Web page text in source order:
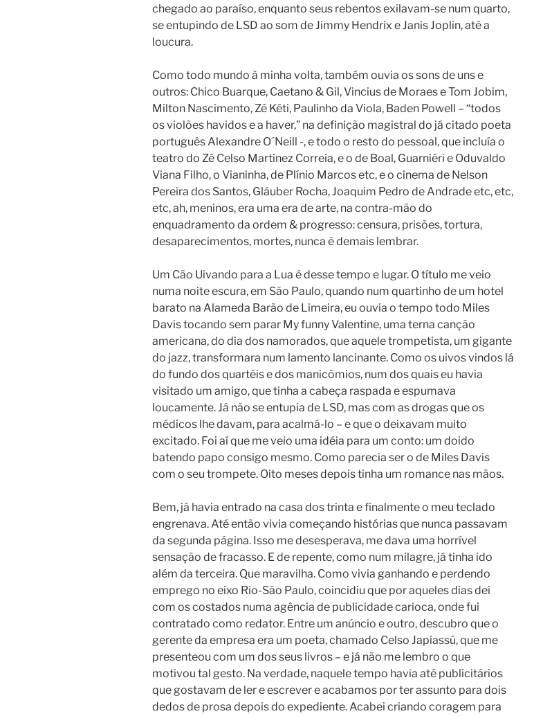
chegado ao paraíso, enquanto seus rebentos exilavam-se num quarto,
se entupindo de LSD ao som de Jimmy Hendrix e Janis Joplin, até a
loucura.
Como todo mundo à minha volta, também ouvia os sons de uns e
outros: Chico Buarque, Caetano & Gil, Vincius de Moraes e Tom Jobim,
Milton Nascimento, Zé Kéti, Paulinho da Viola, Baden Powell – “todos
os violões havidos e a haver,” na definição magistral do já citado poeta
português Alexandre O´Neill -, e todo o resto do pessoal, que incluía o
teatro do Zé Celso Martinez Correia, e o de Boal, Guarniéri e Oduvaldo
Viana Filho, o Vianinha, de Plínio Marcos etc, e o cinema de Nelson
Pereira dos Santos, Gláuber Rocha, Joaquim Pedro de Andrade etc, etc,
etc, ah, meninos, era uma era de arte, na contra-mão do
enquadramento da ordem & progresso: censura, prisões, tortura,
desaparecimentos, mortes, nunca é demais lembrar.
Um Cão Uivando para a Lua é desse tempo e lugar. O título me veio
numa noite escura, em São Paulo, quando num quartinho de um hotel
barato na Alameda Barão de Limeira, eu ouvia o tempo todo Miles
Davis tocando sem parar My funny Valentine, uma terna canção
americana, do dia dos namorados, que aquele trompetista, um gigante
do jazz, transformara num lamento lancinante. Como os uivos vindos lá
do fundo dos quartéis e dos manicômios, num dos quais eu havia
visitado um amigo, que tinha a cabeça raspada e espumava
loucamente. Já não se entupia de LSD, mas com as drogas que os
médicos lhe davam, para acalmá-lo – e que o deixavam muito
excitado. Foi aí que me veio uma idéia para um conto: um doido
batendo papo consigo mesmo. Como parecia ser o de Miles Davis
com o seu trompete. Oito meses depois tinha um romance nas mãos.
Bem, já havia entrado na casa dos trinta e finalmente o meu teclado
engrenava. Até então vivia começando histórias que nunca passavam
da segunda página. Isso me desesperava, me dava uma horrível
sensação de fracasso. E de repente, como num milagre, já tinha ido
além da terceira. Que maravilha. Como vivia ganhando e perdendo
emprego no eixo Rio-São Paulo, coincidiu que por aqueles dias dei
com os costados numa agência de publicidade carioca, onde fui
contratado como redator. Entre um anúncio e outro, descubro que o
gerente da empresa era um poeta, chamado Celso Japiassú, que me
presenteou com um dos seus livros – e já não me lembro o que
motivou tal gesto. Na verdade, naquele tempo havia até publicitários
que gostavam de ler e escrever e acabamos por ter assunto para dois
dedos de prosa depois do expediente. Acabei criando coragem para